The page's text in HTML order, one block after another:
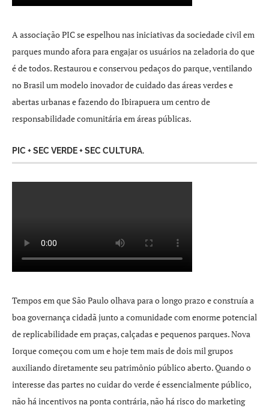
A associação PIC se espelhou nas iniciativas da sociedade civil em
parques mundo afora para engajar os usuários na zeladoria do que
é de todos. Restaurou e conservou pedaços do parque, ventilando
no Brasil um modelo inovador de cuidado das áreas verdes e
abertas urbanas e fazendo do Ibirapuera um centro de
responsabilidade comunitária em áreas públicas.
PIC + SEC VERDE + SEC CULTURA.
Tempos em que São Paulo olhava para o longo prazo e construía a
boa governança cidadã junto a comunidade com enorme potencial
de replicabilidade em praças, calçadas e pequenos parques. Nova
Iorque começou com um e hoje tem mais de dois mil grupos
auxiliando diretamente seu patrimônio público aberto. Quando o
interesse das partes no cuidar do verde é essencialmente público,
não há incentivos na ponta contrária, não há risco do marketing